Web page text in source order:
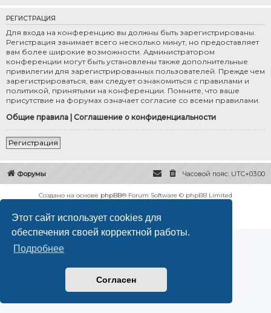
Этот сайт использует cookies для
обеспечения своей корректной работы.
Подробнее
Согласен
РЕГИСТРАЦИЯ
Для входа на конференцию вы должны быть зарегистрированы.
Регистрация занимает всего несколько минут, но предоставляет
вам более широкие возможности. Администратором
конференции могут быть установлены также дополнительные
привилегии для зарегистрированных пользователей. Прежде чем
зарегистрироваться, вам следует ознакомиться с правилами и
политикой, принятыми на конференции. Помните, что ваше
присутствие на форумах означает согласие со всеми правилами.
Общие правила Соглашение о конфиденциальности
Регистрация
Форумы Часовой пояс: UTC+03:00
Создано на основе phpBB® Forum Software © phpBB Limited
Конфиденциальность|Правила